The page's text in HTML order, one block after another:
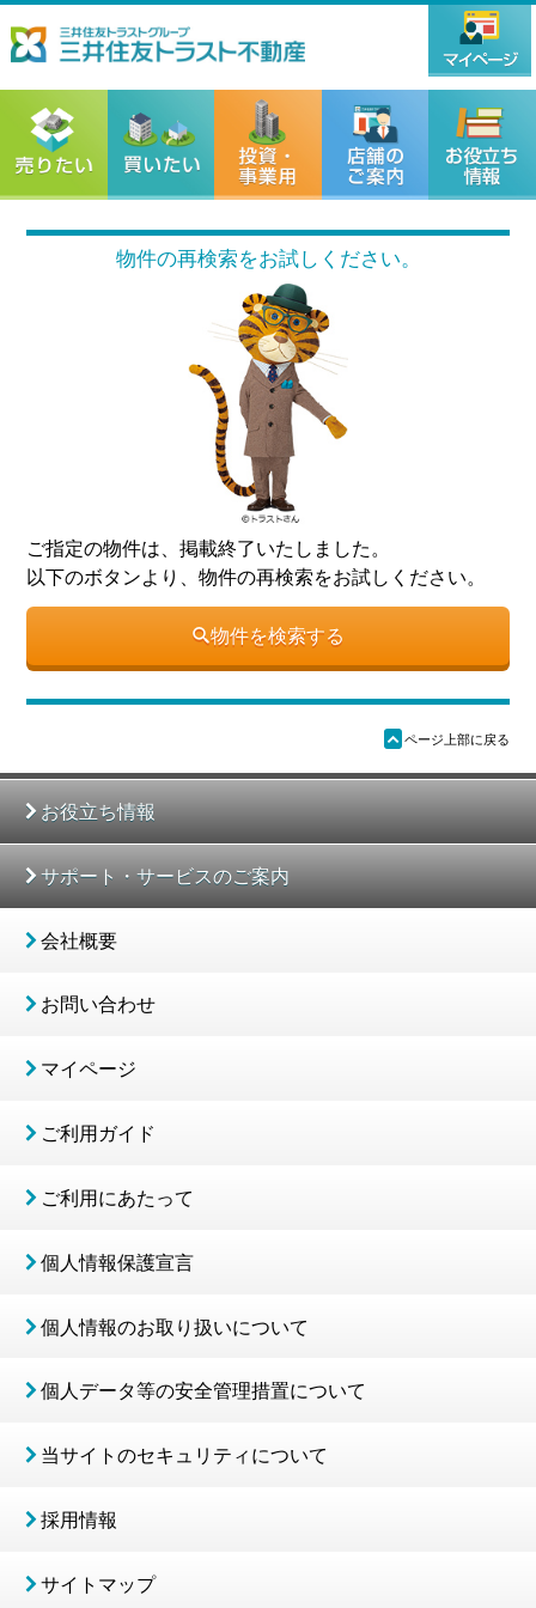
物件の再検索をお試しください。
ご指定の物件は、掲載終了いたしました。
以下のボタンより、物件の再検索をお試しください。
物件を検索する
ü ページ上部に戻る
お役立ち情報
サポート・サービスのご案内
会社概要
お問い合わせ
マイページ
ご利用ガイド
ご利用にあたって
個人情報保護宣言
個人情報のお取り扱いについて
個人データ等の安全管理措置について
当サイトのセキュリティについて
採用情報
サイトマップ